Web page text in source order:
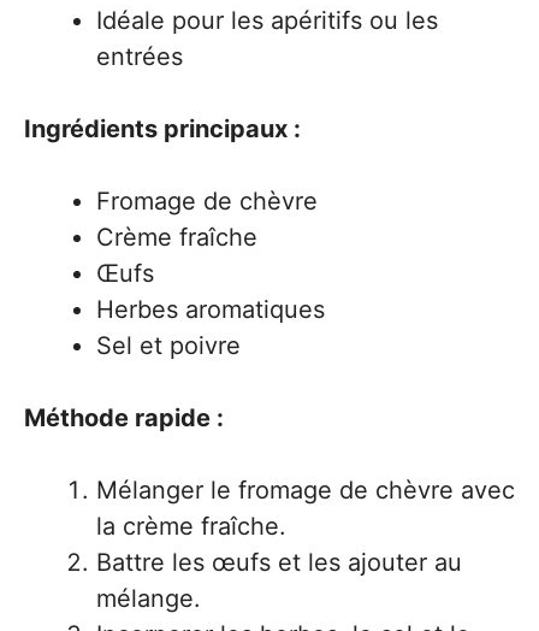
Idéale pour les apéritifs ou les
entrées
Ingrédients principaux :
Fromage de chèvre
Crème fraîche
Œufs
Herbes aromatiques
Sel et poivre
Méthode rapide :
Mélanger le fromage de chèvre avec
la crème fraîche.
Battre les œufs et les ajouter au
mélange.